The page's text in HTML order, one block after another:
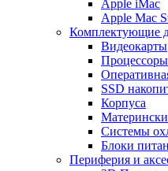
Apple iMac
Apple Mac
Комплектующие
Видеокарты
Процессоры
SSD
Корпуса
Системы
Блоки
Периферия и